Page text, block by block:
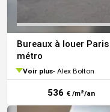
Bureaux à louer
métro
Voir plus Alex Bolton
536 € /m²/an